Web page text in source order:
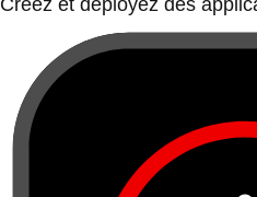
Créez et déployez des